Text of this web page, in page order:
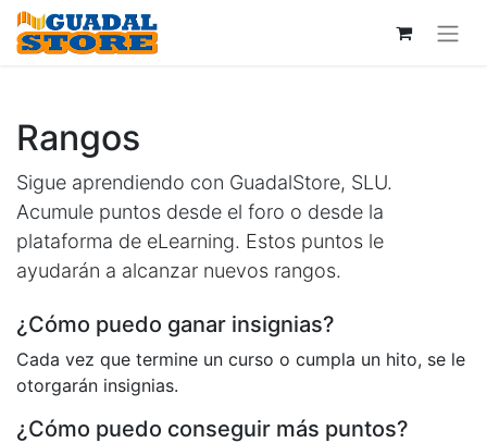
Rangos
Sigue aprendiendo con GuadalStore, SLU.
Acumule puntos desde el foro o desde la
plataforma de eLearning. Estos puntos le
ayudarán a alcanzar nuevos rangos.
¿Cómo puedo ganar insignias?
Cada vez que termine un curso o cumpla un hito, se le
otorgarán insignias.
¿Cómo puedo conseguir más puntos?